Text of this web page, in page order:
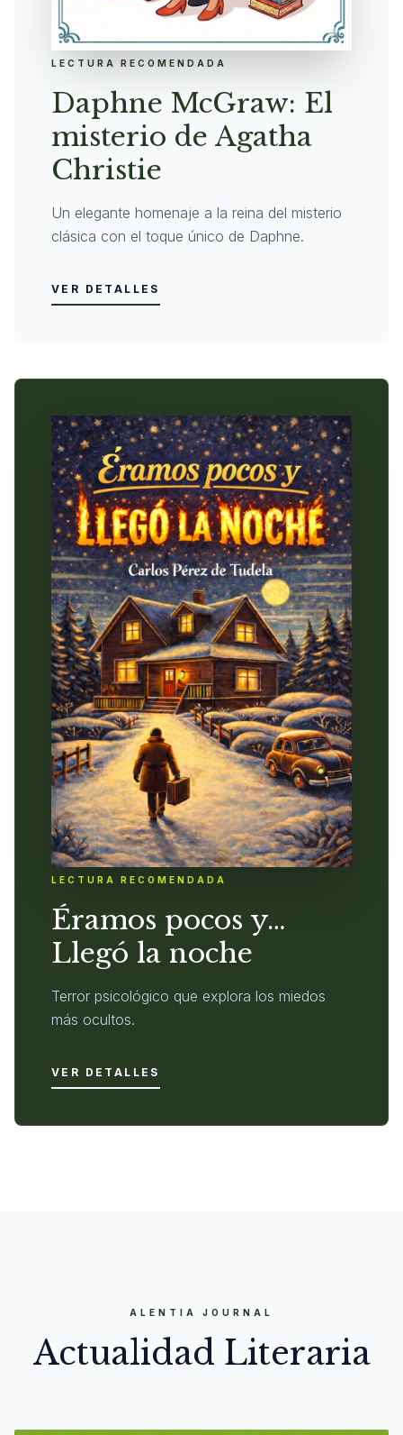
LECTURA RECOMENDADA
Daphne McGraw: El
misterio de Agatha
Christie
Un elegante homenaje a la reina del misterio
clásica con el toque único de Daphne.
VER DETALLES
LECTURA RECOMENDADA
Éramos pocos y…
Llegó la noche
Terror psicológico que explora los miedos
más ocultos.
VER DETALLES
ALENTIA JOURNAL
Actualidad Literaria